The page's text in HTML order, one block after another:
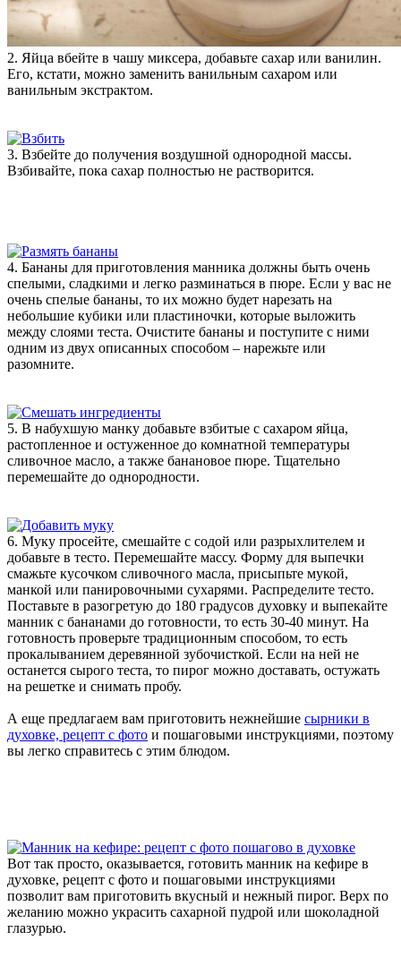
2. Яйца вбейте в чашу миксера, добавьте сахар или ванилин.
Его, кстати, можно заменить ванильным сахаром или
ванильным экстрактом.
3. Взбейте до получения воздушной однородной массы.
Взбивайте, пока сахар полностью не растворится.
4. Бананы для приготовления манника должны быть очень
спелыми, сладкими и легко разминаться в пюре. Если у вас не
очень спелые бананы, то их можно будет нарезать на
небольшие кубики или пластиночки, которые выложить
между слоями теста. Очистите бананы и поступите с ними
одним из двух описанных способом – нарежьте или
разомните.
5. В набухшую манку добавьте взбитые с сахаром яйца,
растопленное и остуженное до комнатной температуры
сливочное масло, а также банановое пюре. Тщательно
перемешайте до однородности.
6. Муку просейте, смешайте с содой или разрыхлителем и
добавьте в тесто. Перемешайте массу. Форму для выпечки
смажьте кусочком сливочного масла, присыпьте мукой,
манкой или панировочными сухарями. Распределите тесто.
Поставьте в разогретую до 180 градусов духовку и выпекайте
манник с бананами до готовности, то есть 30-40 минут. На
готовность проверьте традиционным способом, то есть
прокалыванием деревянной зубочисткой. Если на ней не
останется сырого теста, то пирог можно доставать, остужать
на решетке и снимать пробу.
А еще предлагаем вам приготовить нежнейшие сырники в
духовке, рецепт с фото и пошаговыми инструкциями, поэтому
вы легко справитесь с этим блюдом.
Вот так просто, оказывается, готовить манник на кефире в
духовке, рецепт с фото и пошаговыми инструкциями
позволит вам приготовить вкусный и нежный пирог. Верх по
желанию можно украсить сахарной пудрой или шоколадной
глазурью.